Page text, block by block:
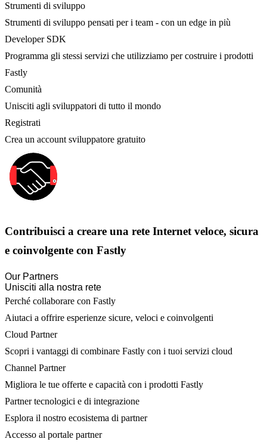
Strumenti di sviluppo
Strumenti di sviluppo pensati per i team - con un edge in più
Developer SDK
Programma gli stessi servizi che utilizziamo per costruire i prodotti
Fastly
Comunità
Unisciti agli sviluppatori di tutto il mondo
Registrati
Crea un account sviluppatore gratuito
Contribuisci a creare una rete Internet veloce, sicura
e coinvolgente con Fastly
Our Partners
Unisciti alla nostra rete
Perché collaborare con Fastly
Aiutaci a offrire esperienze sicure, veloci e coinvolgenti
Cloud Partner
Scopri i vantaggi di combinare Fastly con i tuoi servizi cloud
Channel Partner
Migliora le tue offerte e capacità con i prodotti Fastly
Partner tecnologici e di integrazione
Esplora il nostro ecosistema di partner
Accesso al portale partner